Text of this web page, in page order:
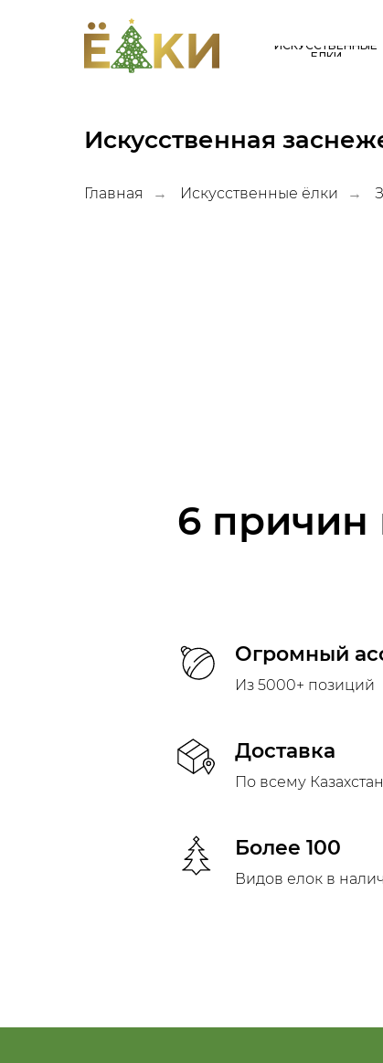
ИСКУССТВЕННЫЕ
ЕЛКИ
Искусственная
Главная → Искусственные ёлки →
6 причин
Огромный
Из 5000+ позиций
Доставка
По всему
Более 100
Видов елок в